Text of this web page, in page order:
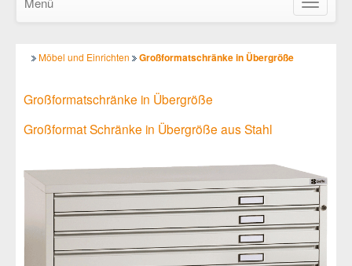
ein-/
Möbel und Einrichten Großformatschränke in Übergröße
Großformatschränke in Übergröße
Großformat Schränke in Übergröße aus Stahl